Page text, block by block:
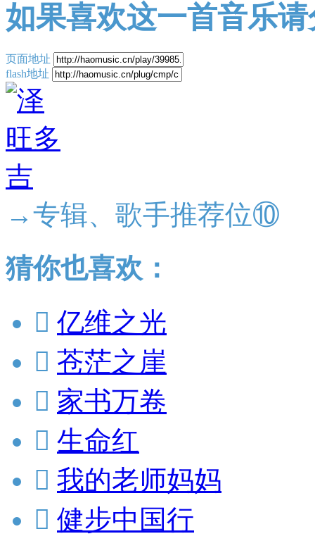
如果喜欢这一首音乐
页面地址
flash地址
→专辑、歌手推荐位⑩
猜你也喜欢：
 亿维之光
 苍茫之崖
 家书万卷
 生命红
 我的老师妈妈
 健步中国行